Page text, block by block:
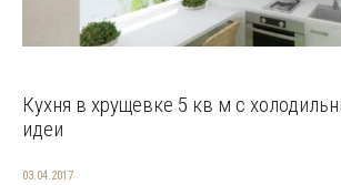
Кухня в хрущевке 5 кв м с
идеи
03.04.2017